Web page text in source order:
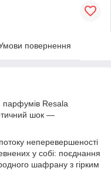
повернення
Resala
шок —
неперевершеності
у собі: поєднання
шафрану з гірким